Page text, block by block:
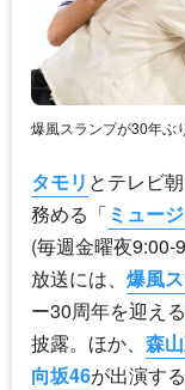
爆風スランプが30年ぶ
タモリ とテレビ朝
務める「ミュー
(毎週金曜夜9:00-
放送には、 爆風
ー30周年を迎える
披露。ほか、 森
向坂46が出演する